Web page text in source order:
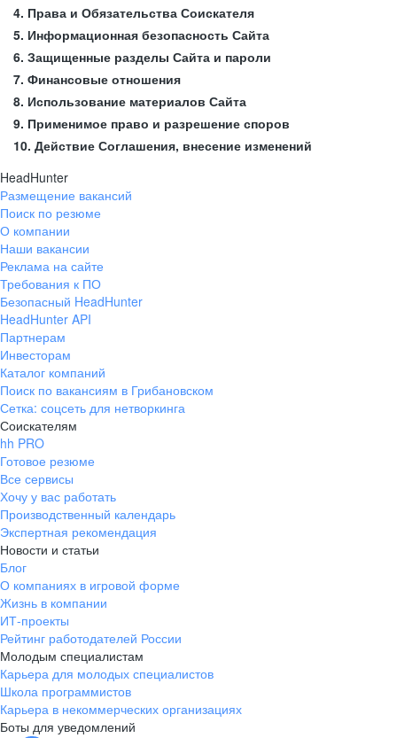
4. Права и Обязательства Соискателя
5. Информационная безопасность Сайта
6. Защищенные разделы Сайта и пароли
7. Финансовые отношения
8. Использование материалов Сайта
9. Применимое право и разрешение споров
10. Действие Соглашения, внесение изменений
HeadHunter
Размещение вакансий
Поиск по резюме
О компании
Наши вакансии
Реклама на сайте
Требования к ПО
Безопасный HeadHunter
HeadHunter API
Партнерам
Инвесторам
Каталог компаний
Поиск по вакансиям в Грибановском
Сетка: соцсеть для нетворкинга
Соискателям
hh PRO
Готовое резюме
Все сервисы
Хочу у вас работать
Производственный календарь
Экспертная рекомендация
Новости и статьи
Блог
О компаниях в игровой форме
Жизнь в компании
ИТ-проекты
Рейтинг работодателей России
Молодым специалистам
Карьера для молодых специалистов
Школа программистов
Карьера в некоммерческих организациях
Боты для уведомлений